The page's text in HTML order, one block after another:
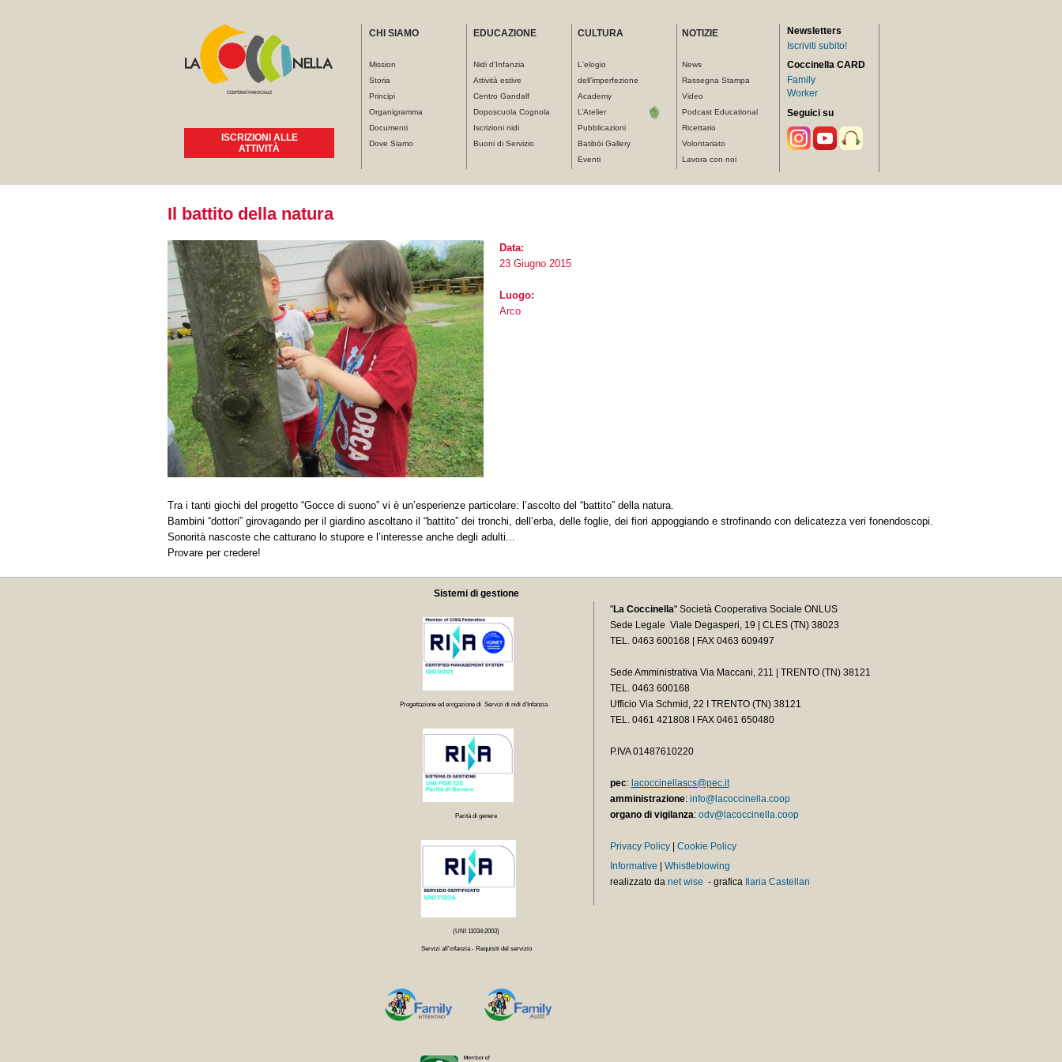
ISCRIZIONI ALLE
ATTIVITÀ
CHI SIAMO
Mission
Storia
Principi
Organigramma
Documenti
Dove Siamo
EDUCAZIONE
Nidi d'Infanzia
Attività estive
Centro Gandalf
Doposcuola Cognola
Iscrizioni nidi
Buoni di Servizio
CULTURA
L'elogio
dell'imperfezione
Academy
L’Atelier
Pubblicazioni
Batibōi Gallery
Eventi
NOTIZIE
News
Rassegna Stampa
Video
Podcast Educational
Ricettario
Volontariato
Lavora con noi
Newsletters
Iscriviti subito!
Coccinella CARD
Family
Worker
Seguici su
Tu sei qui
Il battito della natura
Data:
23 Giugno 2015
Luogo:
Arco
Tra i tanti giochi del progetto “Gocce di suono” vi è un’esperienze particolare: l’ascolto del “battito” della natura.
Bambini “dottori” girovagando per il giardino ascoltano il “battito” dei tronchi, dell’erba, delle foglie, dei fiori appoggiando e strofinando con delicatezza veri fonendoscopi.
Sonorità nascoste che catturano lo stupore e l’interesse anche degli adulti...
Provare per credere!
Sistemi di gestione
Progettazione ed erogazione di Servizi di nidi d’Infanzia
Parità di genere
(UNI 11034:2003)
Servizi all'infanzia - Requisiti del servizio
"La Coccinella" Società Cooperativa Sociale ONLUS
Sede Legale Viale Degasperi, 19 | CLES (TN) 38023
TEL. 0463 600168 | FAX 0463 609497
Sede Amministrativa Via Maccani, 211 | TRENTO (TN) 38121
TEL. 0463 600168
Ufficio Via Schmid, 22 I TRENTO (TN) 38121
TEL. 0461 421808 I FAX 0461 650480
P.IVA 01487610220
pec: lacoccinellascs@pec.it
amministrazione: info@lacoccinella.coop
organo di vigilanza: odv@lacoccinella.coop
Privacy Policy| Cookie Policy
Informative
Whistleblowing
realizzato da net wise - grafica Ilaria Castellan